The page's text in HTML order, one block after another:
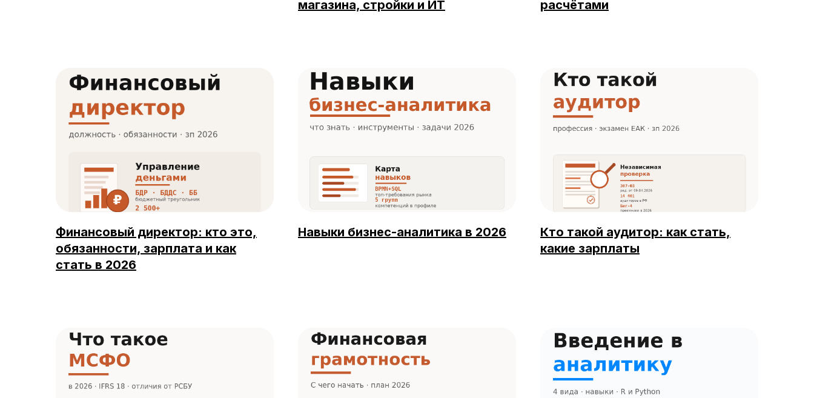
магазина, стройки и ИТ
расчётами
Финансовый директор: кто это,
обязанности, зарплата и как
стать в 2026
Навыки бизнес-аналитика в 2026
Кто такой аудитор: как стать,
какие зарплаты